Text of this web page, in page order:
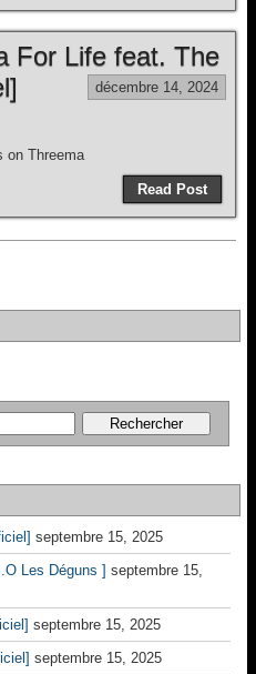
For Life feat. The
décembre 14, 2024
on Threema
Read Post
septembre 15, 2025
Les Déguns ] septembre 15,
septembre 15, 2025
septembre 15, 2025